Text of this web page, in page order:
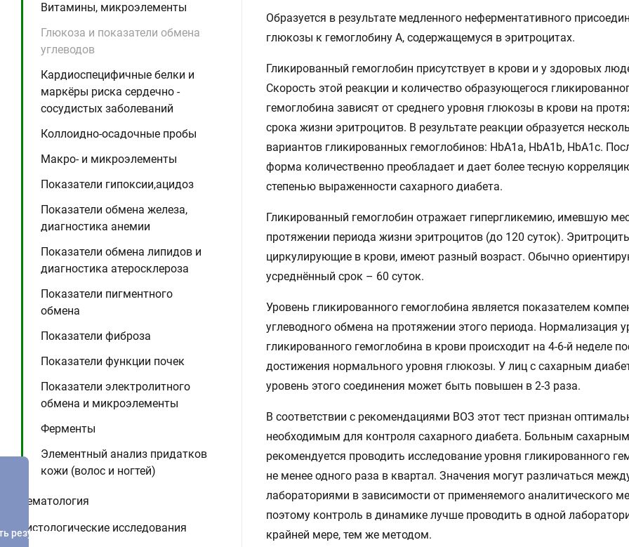
Витамины, микроэлементы
Глюкоза и показатели обмена
углеводов
Кардиоспецифичные белки и
маркёры риска сердечно -
сосудистых заболеваний
Коллоидно-осадочные пробы
Макро- и микроэлементы
Показатели гипоксии,ацидоз
Показатели обмена железа,
диагностика анемии
Показатели обмена липидов и
диагностика атеросклероза
Показатели пигментного
обмена
Показатели фиброза
Показатели функции почек
Показатели электролитного
обмена и микроэлементы
Ферменты
Элементный анализ придатков
кожи (волос и ногтей)
Гематология
Гистологические исследования
Образуется в результате медленного неферментативного
глюкозы к гемоглобину А, содержащемуся в эритроцитах.
Гликированный гемоглобин присутствует в крови и у здоровых
Скорость этой реакции и количество образующегося
гемоглобина зависят от среднего уровня глюкозы в крови на
срока жизни эритроцитов. В результате реакции образуется
вариантов гликированных гемоглобинов: НbA1a, HbA1b, HbA1c.
форма количественно преобладает и дает более тесную
степенью выраженности сахарного диабета.
Гликированный гемоглобин отражает гипергликемию, имевшую
протяжении периода жизни эритроцитов (до 120 суток).
циркулирующие в крови, имеют разный возраст. Обычно
усреднённый срок – 60 суток.
Уровень гликированного гемоглобина является показателем
углеводного обмена на протяжении этого периода. Нормализация
гликированного гемоглобина в крови происходит на 4-6-й неделе
достижения нормального уровня глюкозы. У лиц с сахарным
уровень этого соединения может быть повышен в 2-3 раза.
В соответствии с рекомендациями ВОЗ этот тест признан
необходимым для контроля сахарного диабета. Больным
рекомендуется проводить исследование уровня гликированного
не менее одного раза в квартал. Значения могут различаться
лабораториями в зависимости от применяемого аналитического
поэтому контроль в динамике лучше проводить в одной
крайней мере, тем же методом.
результатов